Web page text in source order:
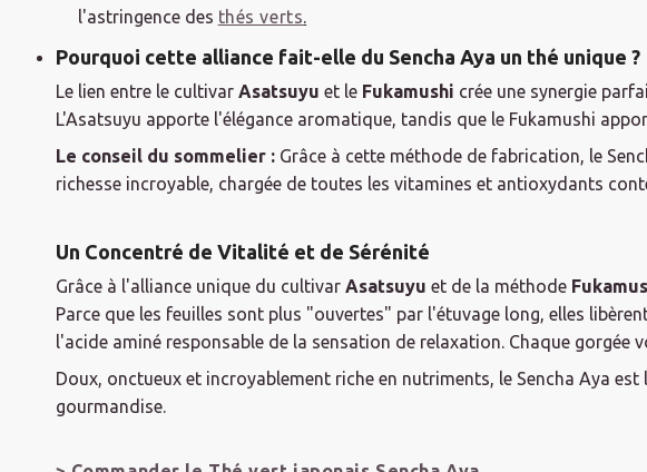
l'astringence des thés verts.
Pourquoi cette alliance fait-elle du Sencha Aya un thé unique ?
Le lien entre le cultivar Asatsuyu et le Fukamushi crée une synergie
L'Asatsuyu apporte l'élégance aromatique, tandis que le Fukamushi
Le conseil du sommelier :Grâce à cette méthode de fabrication, le
richesse incroyable, chargée de toutes les vitamines et antioxydants
Un Concentré de Vitalité et de Sérénité
Grâce à l'alliance unique du cultivar Asatsuyu et de la méthode
Parce que les feuilles sont plus "ouvertes" par l'étuvage long, elles
l'acide aminé responsable de la sensation de relaxation. Chaque
Doux, onctueux et incroyablement riche en nutriments, le Sencha Aya
gourmandise.